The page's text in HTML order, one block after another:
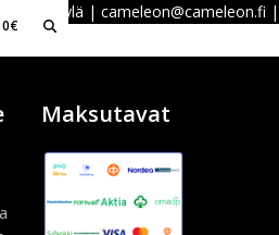
Jyväskylä | cameleon@cameleon.fi
€
Maksutavat